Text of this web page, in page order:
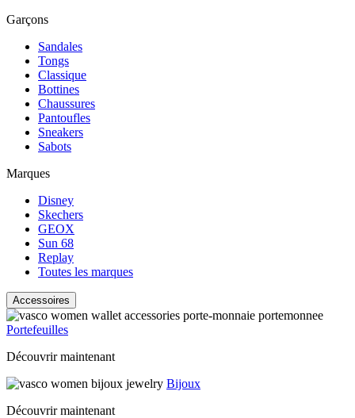
Garçons
Sandales
Tongs
Classique
Bottines
Chaussures
Pantoufles
Sneakers
Sabots
Marques
Disney
Skechers
GEOX
Sun 68
Replay
Toutes les marques
Accessoires
Portefeuilles
Découvrir maintenant
Bijoux
Découvrir maintenant